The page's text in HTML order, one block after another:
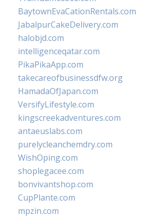
BaytownEvaCationRentals.com
JabalpurCakeDelivery.com
halobjd.com
intelligenceqatar.com
PikaPikaApp.com
takecareofbusinessdfw.org
HamadaOfJapan.com
VersifyLifestyle.com
kingscreekadventures.com
antaeuslabs.com
purelycleanchemdry.com
WishOping.com
shoplegacee.com
bonvivantshop.com
CupPlante.com
mpzin.com